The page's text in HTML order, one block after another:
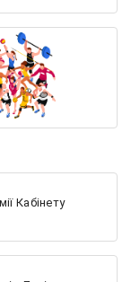
Кабінету